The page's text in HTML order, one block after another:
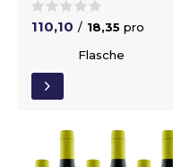
110,10 / 18,35 pro
Flasche